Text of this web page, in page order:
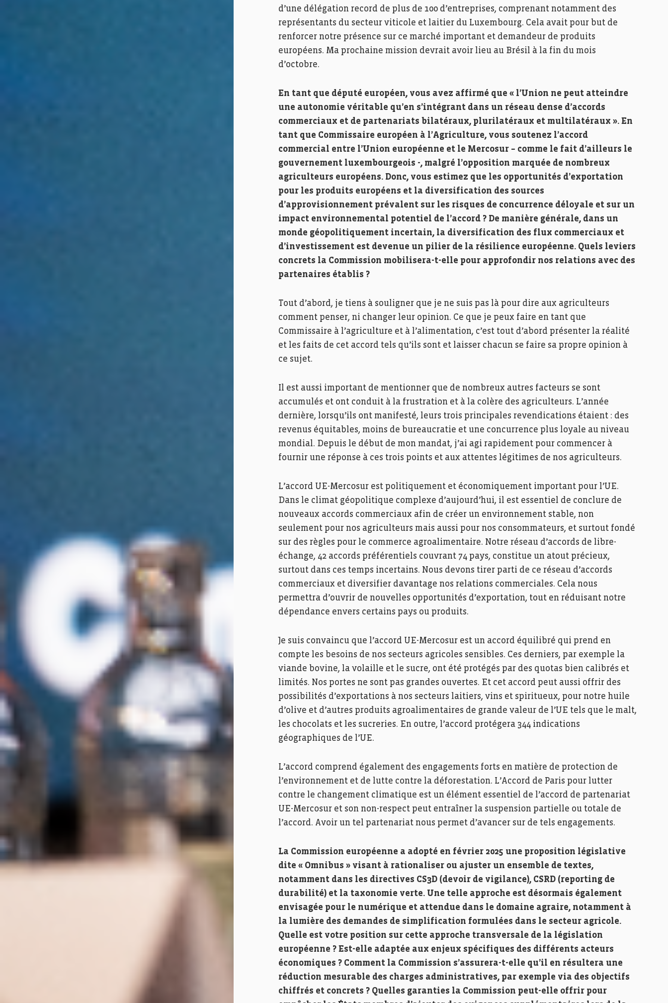
d’une délégation record de plus de 100 d’entreprises, comprenant notamment des
représentants du secteur viticole et laitier du Luxembourg. Cela avait pour but de
renforcer notre présence sur ce marché important et demandeur de produits
européens. Ma prochaine mission devrait avoir lieu au Brésil à la fin du mois
d’octobre.
En tant que député européen, vous avez affirmé que « l’Union ne peut atteindre
une autonomie véritable qu’en s’intégrant dans un réseau dense d’accords
commerciaux et de partenariats bilatéraux, plurilatéraux et multilatéraux ». En
tant que Commissaire européen à l’Agriculture, vous soutenez l’accord
commercial entre l’Union européenne et le Mercosur – comme le fait d’ailleurs le
gouvernement luxembourgeois -, malgré l’opposition marquée de nombreux
agriculteurs européens. Donc, vous estimez que les opportunités d’exportation
pour les produits européens et la diversification des sources
d’approvisionnement prévalent sur les risques de concurrence déloyale et sur un
impact environnemental potentiel de l’accord ? De manière générale, dans un
monde géopolitiquement incertain, la diversification des flux commerciaux et
d’investissement est devenue un pilier de la résilience européenne. Quels leviers
concrets la Commission mobilisera-t-elle pour approfondir nos relations avec des
partenaires établis ?
Tout d’abord, je tiens à souligner que je ne suis pas là pour dire aux agriculteurs
comment penser, ni changer leur opinion. Ce que je peux faire en tant que
Commissaire à l’agriculture et à l’alimentation, c’est tout d’abord présenter la réalité
et les faits de cet accord tels qu’ils sont et laisser chacun se faire sa propre opinion à
ce sujet.
Il est aussi important de mentionner que de nombreux autres facteurs se sont
accumulés et ont conduit à la frustration et à la colère des agriculteurs. L’année
dernière, lorsqu’ils ont manifesté, leurs trois principales revendications étaient : des
revenus équitables, moins de bureaucratie et une concurrence plus loyale au niveau
mondial. Depuis le début de mon mandat, j’ai agi rapidement pour commencer à
fournir une réponse à ces trois points et aux attentes légitimes de nos agriculteurs.
L’accord UE-Mercosur est politiquement et économiquement important pour l’UE.
Dans le climat géopolitique complexe d’aujourd’hui, il est essentiel de conclure de
nouveaux accords commerciaux afin de créer un environnement stable, non
seulement pour nos agriculteurs mais aussi pour nos consommateurs, et surtout fondé
sur des règles pour le commerce agroalimentaire. Notre réseau d’accords de libre-
échange, 42 accords préférentiels couvrant 74 pays, constitue un atout précieux,
surtout dans ces temps incertains. Nous devons tirer parti de ce réseau d’accords
commerciaux et diversifier davantage nos relations commerciales. Cela nous
permettra d’ouvrir de nouvelles opportunités d’exportation, tout en réduisant notre
dépendance envers certains pays ou produits.
Je suis convaincu que l’accord UE-Mercosur est un accord équilibré qui prend en
compte les besoins de nos secteurs agricoles sensibles. Ces derniers, par exemple la
viande bovine, la volaille et le sucre, ont été protégés par des quotas bien calibrés et
limités. Nos portes ne sont pas grandes ouvertes. Et cet accord peut aussi offrir des
possibilités d’exportations à nos secteurs laitiers, vins et spiritueux, pour notre huile
d’olive et d’autres produits agroalimentaires de grande valeur de l’UE tels que le malt,
les chocolats et les sucreries. En outre, l’accord protégera 344 indications
géographiques de l’UE.
L’accord comprend également des engagements forts en matière de protection de
l’environnement et de lutte contre la déforestation. L’Accord de Paris pour lutter
contre le changement climatique est un élément essentiel de l’accord de partenariat
UE-Mercosur et son non-respect peut entraîner la suspension partielle ou totale de
l’accord. Avoir un tel partenariat nous permet d’avancer sur de tels engagements.
La Commission européenne a adopté en février 2025 une proposition législative
dite « Omnibus » visant à rationaliser ou ajuster un ensemble de textes,
notamment dans les directives CS3D (devoir de vigilance), CSRD (reporting de
durabilité) et la taxonomie verte. Une telle approche est désormais également
envisagée pour le numérique et attendue dans le domaine agraire, notamment à
la lumière des demandes de simplification formulées dans le secteur agricole.
Quelle est votre position sur cette approche transversale de la législation
européenne ? Est-elle adaptée aux enjeux spécifiques des différents acteurs
économiques ? Comment la Commission s’assurera-t-elle qu’il en résultera une
réduction mesurable des charges administratives, par exemple via des objectifs
chiffrés et concrets ? Quelles garanties la Commission peut-elle offrir pour